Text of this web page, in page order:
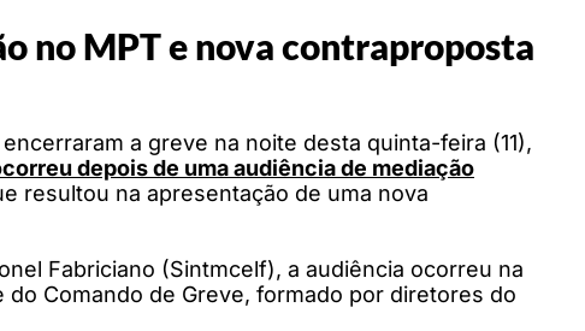
no MPT e nova contraproposta
a greve na noite desta quinta-feira (11),
depois de uma audiência de mediação
resultou na apresentação de uma nova
Fabriciano (Sintmcelf), a audiência ocorreu na
Comando de Greve, formado por diretores do